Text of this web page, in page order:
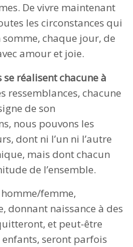
De vivre maintenant
les circonstances qui
somme, chaque jour, de
amour et joie.
réalisent chacune à
ressemblances, chacune
de son
nous pouvons les
dont ni l’un ni l’autre
mais dont chacun
de l’ensemble.
femme,
donnant naissance à des
et peut-être
seront parfois